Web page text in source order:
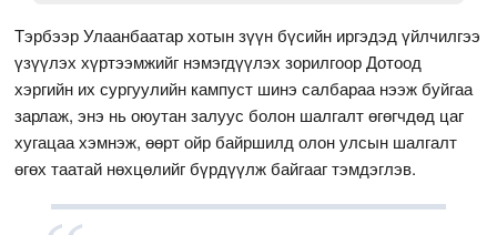
Тэрбээр Улаанбаатар хотын зүүн бүсийн иргэдэд үйлчилгээ
үзүүлэх хүртээмжийг нэмэгдүүлэх зорилгоор Дотоод
хэргийн их сургуулийн кампуст шинэ салбараа нээж буйгаа
зарлаж, энэ нь оюутан залуус болон шалгалт өгөгчдөд цаг
хугацаа хэмнэж, өөрт ойр байршилд олон улсын шалгалт
өгөх таатай нөхцөлийг бүрдүүлж байгааг тэмдэглэв.